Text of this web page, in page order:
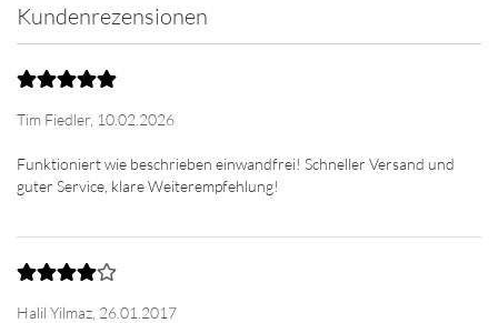
Kundenrezensionen
Tim Fiedler, 10.02.2026
Funktioniert wie beschrieben einwandfrei! Schneller Versand und
Halil Yilmaz, 26.01.2017